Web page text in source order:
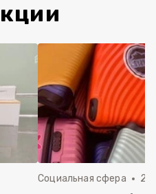
Социальная сфера 20